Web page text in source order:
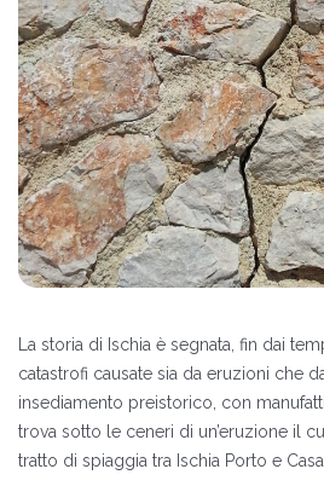
La storia di Ischia è segnata, fin dai
catastrofi causate sia da eruzioni che
insediamento preistorico, con
trova sotto le ceneri di un’eruzione il
tratto di spiaggia tra Ischia Porto e